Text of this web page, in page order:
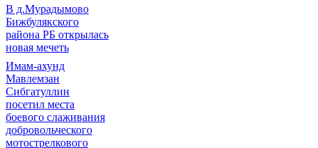
В д.Мурадымово
Бижбулякского
района РБ открылась
новая мечеть
Имам-ахунд
Мавлемзан
Сибгатуллин
посетил места
боевого слаживания
добровольческого
мотострелкового